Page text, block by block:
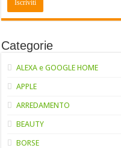
Categorie
ALEXA e GOOGLE HOME
APPLE
ARREDAMENTO
BEAUTY
BORSE